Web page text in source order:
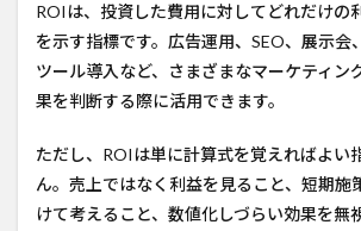
ROIは、投資した費用に対してどれだけの
を示す指標です。広告運用、SEO、展示会
ツール導入など、さまざまなマーケティン
果を判断する際に活用できます。
ただし、ROIは単に計算式を覚えればよい
ん。売上ではなく利益を見ること、短期施
けて考えること、数値化しづらい効果を無